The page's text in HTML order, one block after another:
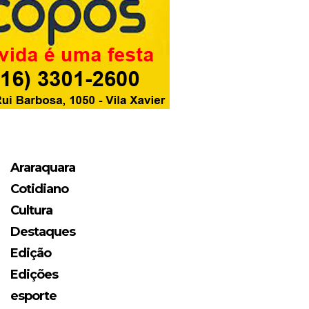
Araraquara
Cotidiano
Cultura
Destaques
Edição
Edições
esporte